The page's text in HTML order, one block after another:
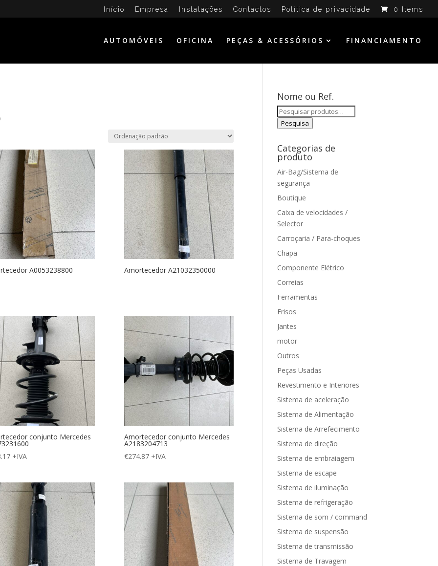
Início Empresa Instalações Contactos Política de privacidade 0 Items
AUTOMÓVEIS OFICINA PEÇAS & ACESSÓRIOS FINANCIAMENTO
A0053238800 Amortecedor A21032350000
conjunto Mercedes
+IVA
Amortecedor conjunto Mercedes
A2183204713
€274.87 +IVA
Nome ou Ref.
Pesquisar
por:
Pesquisa
Categorias de
produto
Air-Bag/Sistema de
segurança
Boutique
Caixa de velocidades /
Selector
Carroçaria / Para-choques
Chapa
Componente Elétrico
Correias
Ferramentas
Frisos
Jantes
motor
Outros
Peças Usadas
Revestimento e Interiores
Sistema de aceleração
Sistema de Alimentação
Sistema de Arrefecimento
Sistema de direção
Sistema de embraiagem
Sistema de escape
Sistema de iluminação
Sistema de refrigeração
Sistema de som / command
Sistema de suspensão
Sistema de transmissão
Sistema de Travagem